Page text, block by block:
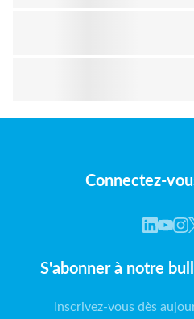
Connectez-
S'abonner à notre
Inscrivez-vous dès